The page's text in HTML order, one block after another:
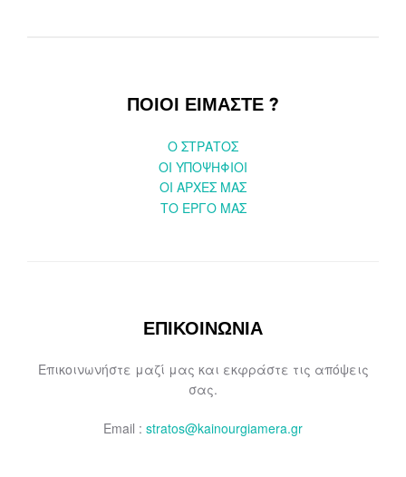
ΠΟΙΟΙ ΕΙΜΑΣΤΕ ?
O ΣΤΡΑΤΟΣ
ΟΙ ΥΠΟΨΗΦΙΟΙ
OI ΑΡΧΕΣ ΜΑΣ
ΤΟ ΕΡΓΟ ΜΑΣ
ΕΠΙΚΟΙΝΩΝΙΑ
Επικοινωνήστε μαζί μας και εκφράστε τις απόψεις
σας.
Email : stratos@kainourgiamera.gr